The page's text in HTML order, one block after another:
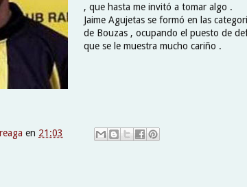
, que hasta me invitó a tomar algo .
Jaime Agujetas se formó en las
de Bouzas , ocupando el puesto de
que se le muestra mucho cariño .
en 21:03